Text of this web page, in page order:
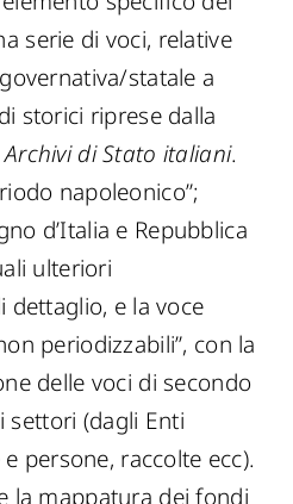
serie di voci, relative
statale a
storici riprese dalla
di Stato italiani.
napoleonico”;
d’Italia e Repubblica
ulteriori
dettaglio, e la voce
periodizzabili”, con la
delle voci di secondo
settori (dagli Enti
persone, raccolte ecc).
la mappatura dei fondi